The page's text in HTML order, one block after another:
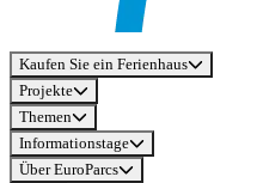
Kaufen Sie ein Ferienhaus
Projekte
Themen
Informationstage
Über EuroParcs